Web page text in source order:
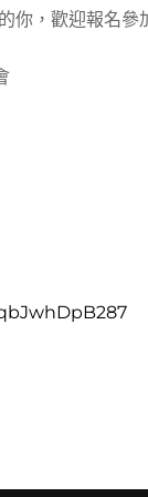
你，歡迎報名參